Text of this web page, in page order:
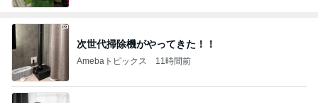
次世代掃除機がやってきた！！
Amebaトピックス 11時間前